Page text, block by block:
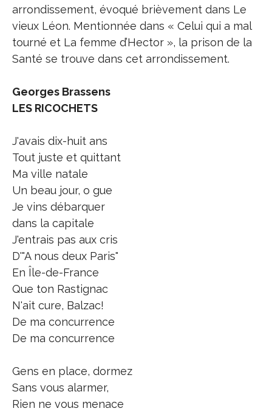
arrondissement, évoqué brièvement dans Le
vieux Léon. Mentionnée dans « Celui qui a mal
tourné et La femme d’Hector », la prison de la
Santé se trouve dans cet arrondissement.
Georges Brassens
LES RICOCHETS
J'avais dix-huit ans
Tout juste et quittant
Ma ville natale
Un beau jour, o gue
Je vins débarquer
dans la capitale
J'entrais pas aux cris
D'"A nous deux Paris"
En Île-de-France
Que ton Rastignac
N'ait cure, Balzac!
De ma concurrence
De ma concurrence
Gens en place, dormez
Sans vous alarmer,
Rien ne vous menace